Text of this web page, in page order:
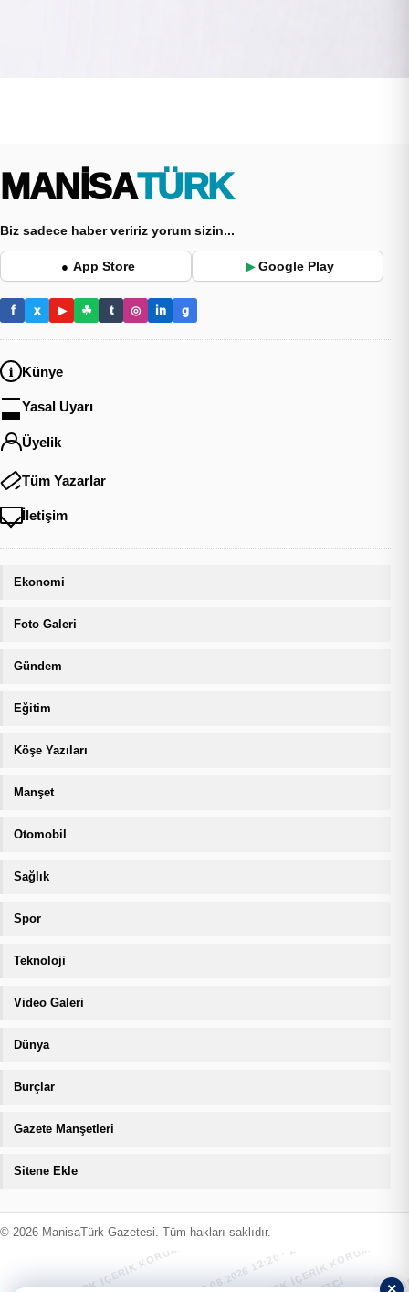
MANİSA TÜRK
Biz sadece haber veririz yorum sizin...
● App Store ▶ Google Play
f x ▶ ☘ t ◎ in g
Künye
Yasal Uyarı
Üyelik
Tüm Yazarlar
İletişim
Ekonomi
Foto Galeri
Gündem
Eğitim
Köşe Yazıları
Manşet
Otomobil
Sağlık
Spor
Teknoloji
Video Galeri
Dünya
Burçlar
Gazete Manşetleri
Sitene Ekle
© 2026 ManisaTürk Gazetesi. Tüm hakları saklıdır.
MANİSATÜRK İÇERİK KORUMA · 09.08.2026 12:20 · ZIYARETÇI
MANİSATÜRK İÇERİK KORUMA